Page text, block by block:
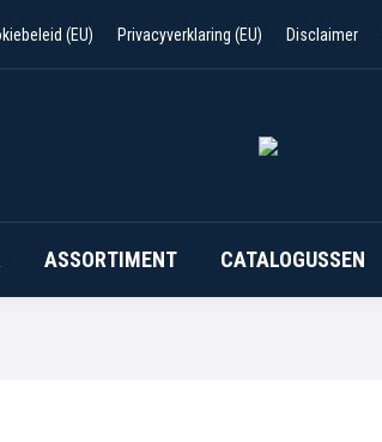
(EU) Privacyverklaring (EU) Disclaimer
ASSORTIMENT CATALOGUSSEN